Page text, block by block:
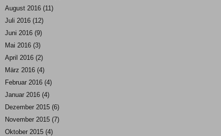
August 2016 (11)
Juli 2016 (12)
Juni 2016 (9)
Mai 2016 (3)
April 2016 (2)
März 2016 (4)
Februar 2016 (4)
Januar 2016 (4)
Dezember 2015 (6)
November 2015 (7)
Oktober 2015 (4)